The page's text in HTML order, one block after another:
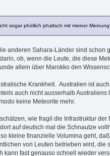
sogar phöllich phaltsch mit meiner
anderen Sahara-Länder sind schon
ob, wenn die Leute, die diese
allein über Marokko den
Krankheit. Australien ist
auch nicht ausserhalb
keine Meteorite mehr.
wie fragil die Infrastruktur
auf deutsch mal die Schnautze
kleine finanzielle Volumina geht,
von Leuten betrieben wird,
kann fast genauso schnell wieder